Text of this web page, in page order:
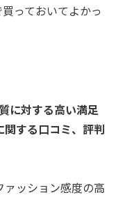
っておいてよかっ
に対する高い満足
する口コミ、評判
ァッション感度の高